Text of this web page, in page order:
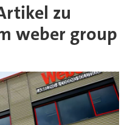
zu
weber group